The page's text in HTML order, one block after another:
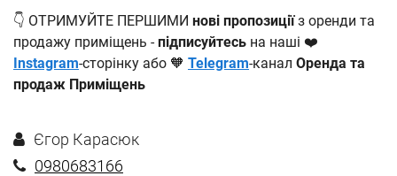
👇 ОТРИМУЙТЕ ПЕРШИМИ нові пропозиціїз оренди та
продажу приміщень -підписуйтесь на наші ❤️
Instagram-сторінку або 🧡 Telegram-канал Оренда та
продаж Приміщень
Єгор Карасюк
0980683166